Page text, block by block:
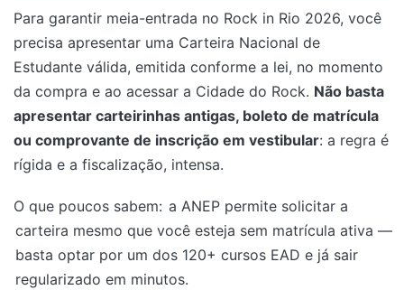
Para garantir meia-entrada no Rock in Rio 2026, você
precisa apresentar uma Carteira Nacional de
Estudante válida, emitida conforme a lei, no momento
da compra e ao acessar a Cidade do Rock. Não basta
apresentar carteirinhas antigas, boleto de matrícula
ou comprovante de inscrição em vestibular: a regra é
rígida e a fiscalização, intensa.
O que poucos sabem: a ANEP permite solicitar a
carteira mesmo que você esteja sem matrícula ativa —
basta optar por um dos 120+ cursos EAD e já sair
regularizado em minutos.